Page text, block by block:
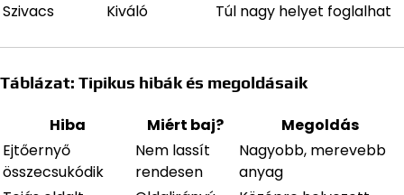
Szivacs
Kiváló Túl nagy helyet foglalhat
Táblázat: Tipikus hibák és megoldásaik
Hiba Miért baj?
Megoldás
Ejtőernyő
összecsukódik
Nem lassít
rendesen
Nagyobb, merevebb
anyag